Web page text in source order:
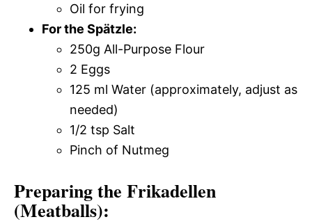
Oil for frying
For the Spätzle:
250g All-Purpose Flour
2 Eggs
125 ml Water (approximately, adjust as
needed)
1/2 tsp Salt
Pinch of Nutmeg
Preparing the Frikadellen
(Meatballs):